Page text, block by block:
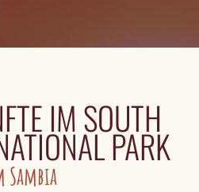
IM SOUTH
PARK
Sambia